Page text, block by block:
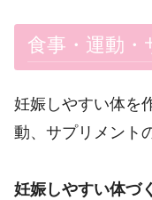
食事・運動
妊娠しやすい体を
動、サプリメント
妊娠しやすい体づ